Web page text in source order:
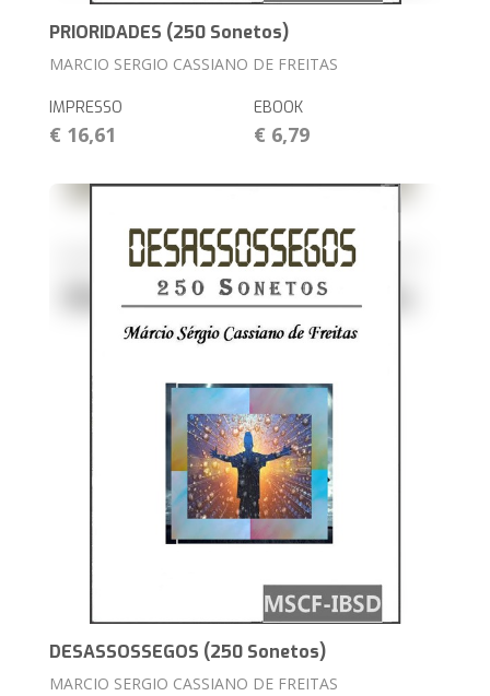
PRIORIDADES (250 Sonetos)
MARCIO SERGIO CASSIANO DE FREITAS
IMPRESSO
€ 16,61
EBOOK
€ 6,79
DESASSOSSEGOS (250 Sonetos)
MARCIO SERGIO CASSIANO DE FREITAS